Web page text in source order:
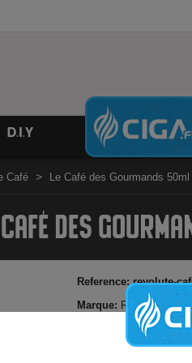
D.I.Y
Café Le Café des Gourmands
DES
Reference: revolute-
Marque: Révolute
Un café servi avec une
Possibilité d'ajouter